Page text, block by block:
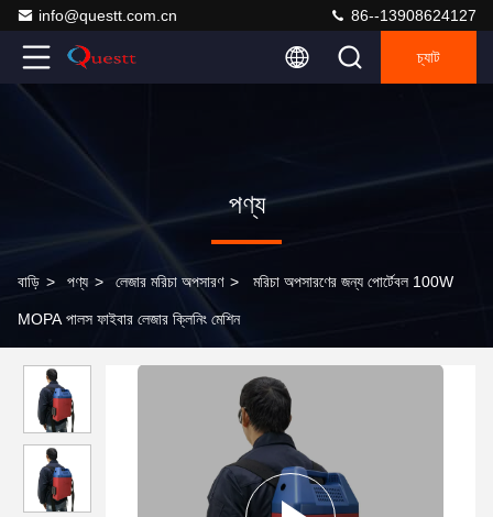
info@questt.com.cn 86--13908624127
চ্যাট
পণ্য
বাড়ি > পণ্য > লেজার মরিচা অপসারণ > মরিচা অপসারণের জন্য পোর্টেবল 100W
MOPA পালস ফাইবার লেজার ক্লিনিং মেশিন